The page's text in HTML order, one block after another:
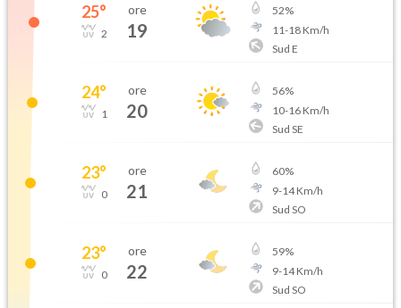
25°
2
ore
19
52%
11-18Km/h
Sud E
24°
1
ore
20
56%
10-16Km/h
Sud SE
23°
0
ore
21
60%
9-14Km/h
Sud SO
23°
0
ore
22
59%
9-14Km/h
Sud SO